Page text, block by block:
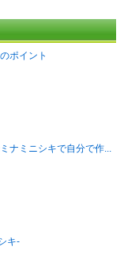
ポイント
ナミニシキで自分で作...
キ-